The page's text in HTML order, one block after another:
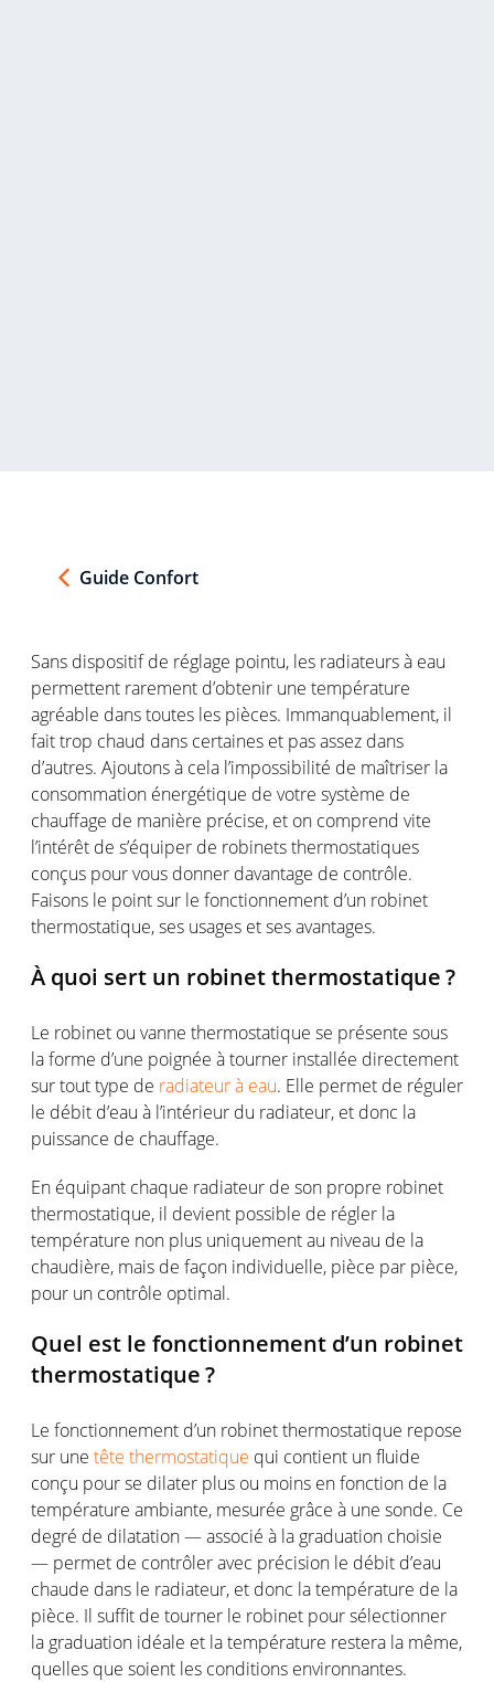
Guide Confort
Sans dispositifde réglage pointu, les radiateursà eau
permettent rarement d’obtenir une température
agréable danstoutes les pièces. Immanquablement, il
fait trop chaud dans certaines et pasassez dans
d’autres. Ajoutonsà cela l’impossibilité de maîtriser la
consommation énergétique de votre système de
chauffage de manière précise, et on comprend vite
l’intérêt de s’équiper de robinetsthermostatiques
conçus pourvous donner davantage de contrôle.
Faisons le point sur le fonctionnement d’un robinet
thermostatique,ses usages etsesavantages.
À quoi sert un robinetthermostatique?
Le robinet ou vanne thermostatique se présente sous
laforme d’une poignée àtourner installée directement
surtout type de radiateur à eau. Elle permet de réguler
le débit d’eau à l’intérieur du radiateur, et donc la
puissance de chauffage.
En équipant chaque radiateur de son propre robinet
thermostatique, il devient possible de régler la
température non plus uniquementau niveau de la
chaudière, mais de façon individuelle, pièce par pièce,
pour un contrôle optimal.
Quel est le fonctionnement d’un robinet
thermostatique?
Le fonctionnement d’un robinetthermostatique repose
sur une tête thermostatique qui contient unfluide
conçu pour se dilater plus ou moins enfonction de la
température ambiante, mesurée grâce à une sonde. Ce
degré de dilatation —associé à la graduation choisie
— permet de contrôleravec précision le débit d’eau
chaude dans le radiateur, et donc latempérature de la
pièce. Il suffit de tourner le robinet poursélectionner
la graduation idéale et latempérature restera la même,
quelles que soient les conditions environnantes.